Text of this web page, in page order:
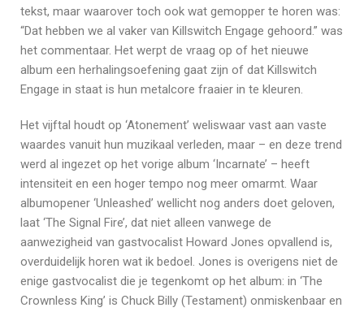
tekst, maar waarover toch ook wat gemopper te horen was:
“Dat hebben we al vaker van Killswitch Engage gehoord.” was
het commentaar. Het werpt de vraag op of het nieuwe
album een herhalingsoefening gaat zijn of dat Killswitch
Engage in staat is hun metalcore fraaier in te kleuren.
Het vijftal houdt op ‘Atonement’ weliswaar vast aan vaste
waardes vanuit hun muzikaal verleden, maar – en deze trend
werd al ingezet op het vorige album ‘Incarnate’ – heeft
intensiteit en een hoger tempo nog meer omarmt. Waar
albumopener ‘Unleashed’ wellicht nog anders doet geloven,
laat ‘The Signal Fire’, dat niet alleen vanwege de
aanwezigheid van gastvocalist Howard Jones opvallend is,
overduidelijk horen wat ik bedoel. Jones is overigens niet de
enige gastvocalist die je tegenkomt op het album: in ‘The
Crownless King’ is Chuck Billy (Testament) onmiskenbaar en